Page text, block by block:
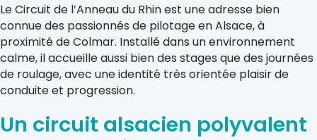
Le Circuit de l’Anneau du Rhin est une adresse bien
connue des passionnés de pilotage en Alsace, à
proximité de Colmar. Installé dans un environnement
calme, il accueille aussi bien des stages que des journées
de roulage, avec une identité très orientée plaisir de
conduite et progression.
Un circuit alsacien polyvalent